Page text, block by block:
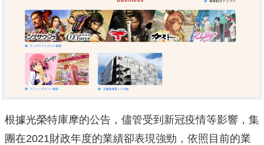
根據光榮特庫摩的公告，儘管受到新冠疫情等影響，集
團在2021財政年度的業績卻表現強勁，依照目前的業